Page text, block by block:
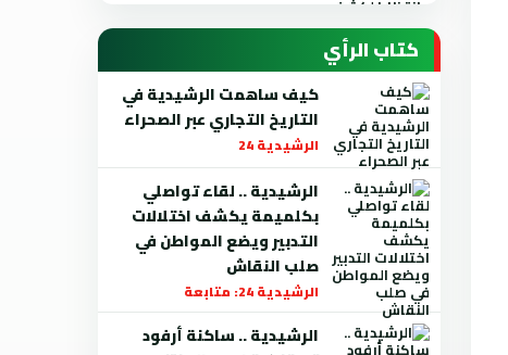
كتاب الرأي
كيف ساهمت الرشيدية في
التاريخ التجاري عبر الصحراء
الرشيدية 24
الرشيدية .. لقاء تواصلي
بكلميمة يكشف اختلالات
التدبير ويضع المواطن في
صلب النقاش
الرشيدية 24: متابعة
الرشيدية .. ساكنة أرفود